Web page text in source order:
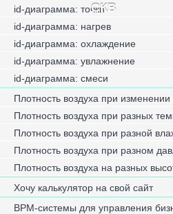
СКВ
id-диаграмма: точки
id-диаграмма: нагрев
id-диаграмма: охлаждение
id-диаграмма: увлажнение
id-диаграмма: смеси
Плотность воздуха при
Плотность воздуха при разных
Плотность воздуха при разной
Плотность воздуха при разном
Плотность воздуха на разных
Хочу калькулятор на свой сайт
BPM-системы для управления